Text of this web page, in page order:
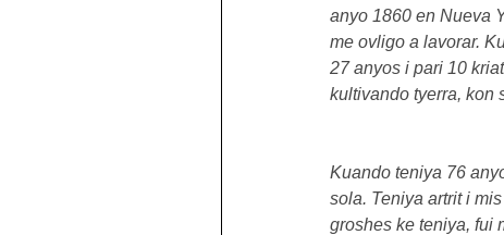
anyo 1860 en Nueva
me ovligo a lavorar.
27 anyos i pari 10
kultivando tyerra, kon
Kuando teniya 76
sola. Teniya artrit i
groshes ke teniya, fui